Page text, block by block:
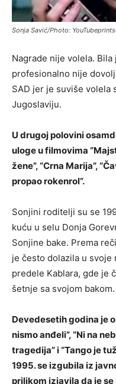
Sonja Savić/Photo:
Nagrade nije volela.
profesionalno nije
SAD jer je suviše
Jugoslaviju.
U drugoj polovini
uloge u filmovima
žene”, “Crna Marija”,
propao rokenrol”.
Sonjini roditelji su se
kuću u selu Donja
Sonjine bake. Prema
je često dolazila u svoje
predele Kablara, gde je
šetnje sa svojom bakom.
Devedesetih godina je
nismo anđeli”, “Ni na
tragedija” i “Tango je
1995. se izgubila iz
prilikom izjavila da je se